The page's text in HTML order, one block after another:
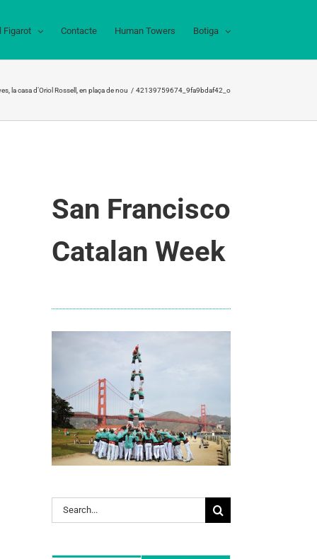
Figarot Contacte Human Towers Botiga
la casa d’Oriol Rossell, en plaça de nou 42139759674_9fa9bdaf42_o
San Francisco
Catalan Week
Search
for: